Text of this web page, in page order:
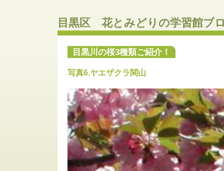
目黒区 花とみどりの学習館ブ
目黒川の桜3種類ご紹介！
写真6.ヤエザクラ関山